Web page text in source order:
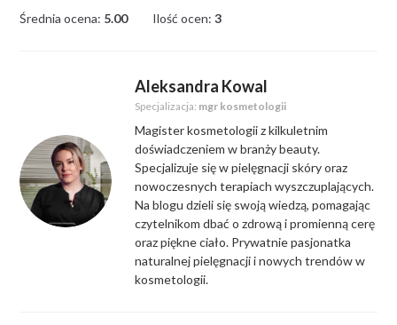
Średnia ocena: 5.00 Ilość ocen: 3
Aleksandra Kowal
Specjalizacja: mgr kosmetologii
Magister kosmetologii z kilkuletnim
doświadczeniem w branży beauty.
Specjalizuje się w pielęgnacji skóry oraz
nowoczesnych terapiach wyszczuplających.
Na blogu dzieli się swoją wiedzą, pomagając
czytelnikom dbać o zdrową i promienną cerę
oraz piękne ciało. Prywatnie pasjonatka
naturalnej pielęgnacji i nowych trendów w
kosmetologii.